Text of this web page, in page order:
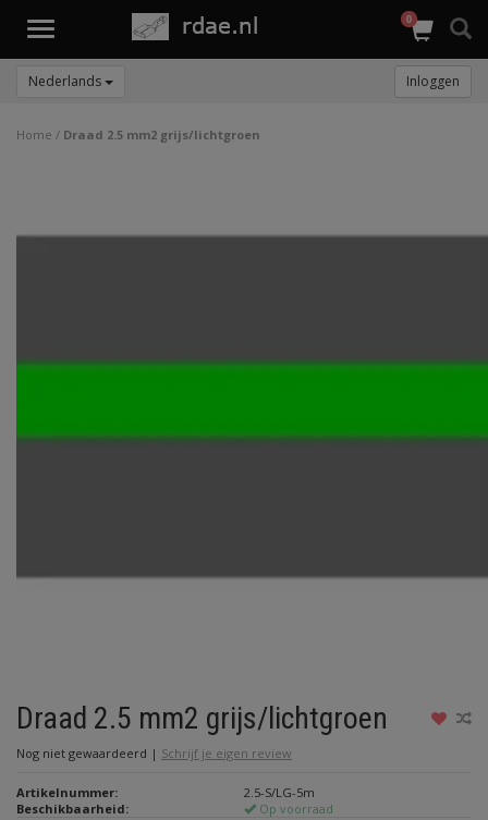
Toggle
0
Nederlands Inloggen
Home / Draad 2.5 mm2 grijs/lichtgroen
Draad 2.5 mm2 grijs/lichtgroen
Nog niet gewaardeerd | Schrijf je eigen review
Artikelnummer:
2.5-S/LG-5m
Beschikbaarheid:
Op voorraad